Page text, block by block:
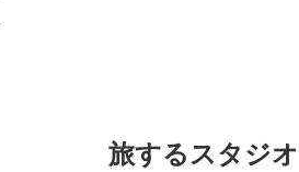
旅するスタジオ